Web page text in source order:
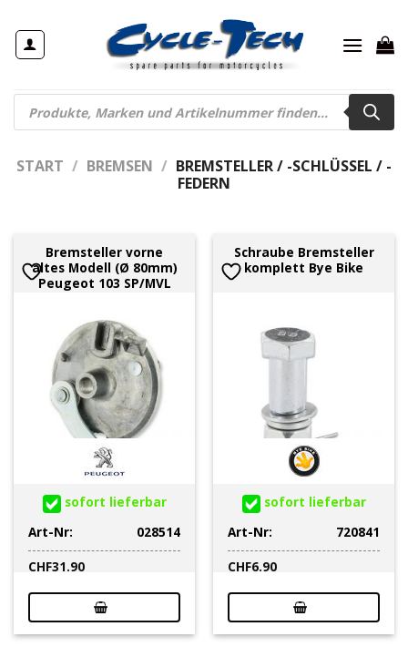
Inhalt
springen
Products
search
START / BREMSEN / BREMSTELLER / -SCHLÜSSEL / -
FEDERN
Bremsteller vorne
altes Modell (Ø 80mm)
Peugeot 103 SP/MVL
sofort lieferbar
Art-Nr:
028514
CHF31.90
Schraube Bremsteller
komplett Bye Bike
sofort lieferbar
Art-Nr:
720841
CHF6.90